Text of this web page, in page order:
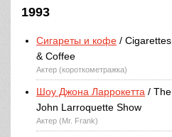
1993
Сигареты и кофе / Cigarettes
& Coffee
Актер (короткометражка)
Шоу Джона Ларрокетта / The
John Larroquette Show
Актер (Mr. Frank)